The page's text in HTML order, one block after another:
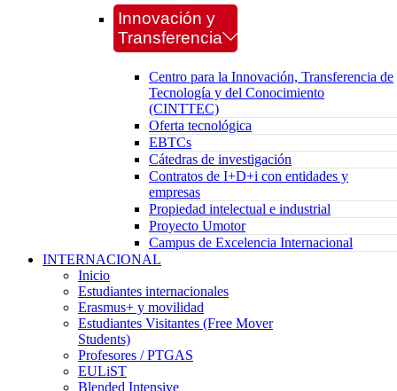
Innovación y
Transferencia
Centro para la Innovación, Transferencia de
Tecnología y del Conocimiento
(CINTTEC)
Oferta tecnológica
EBTCs
Cátedras de investigación
Contratos de I+D+i con entidades y
empresas
Propiedad intelectual e industrial
Proyecto Umotor
Campus de Excelencia Internacional
INTERNACIONAL
Inicio
Estudiantes internacionales
Erasmus+ y movilidad
Estudiantes Visitantes (Free Mover
Students)
Profesores / PTGAS
EULiST
Blended Intensive